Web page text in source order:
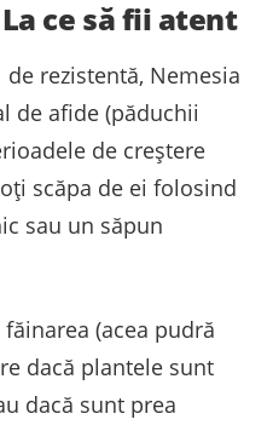
ce să fii atent
rezistentă, Nemesia
de afide (păduchii
de creștere
scăpa de ei folosind
sau un săpun
(acea pudră
dacă plantele sunt
dacă sunt prea